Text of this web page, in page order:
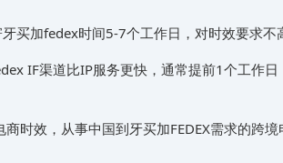
加fedex时间5-7个工作日，对时效要求不
IF渠道比IP服务更快，通常提前1个工作
时效，从事中国到‌‌‌牙买加FEDEX需求的跨